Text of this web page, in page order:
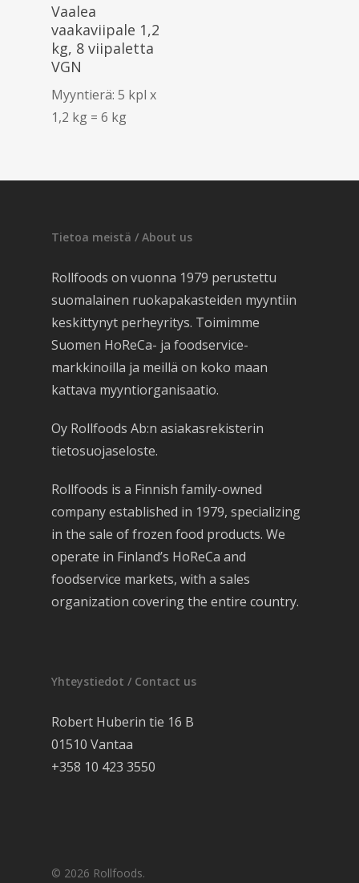
Vaalea
vaakaviipale 1,2
kg, 8 viipaletta
VGN
Myyntierä: 5 kpl x
1,2 kg = 6 kg
Tietoa meistä / About us
Rollfoods on vuonna 1979 perustettu
suomalainen ruokapakasteiden myyntiin
keskittynyt perheyritys. Toimimme
Suomen HoReCa- ja foodservice-
markkinoilla ja meillä on koko maan
kattava myyntiorganisaatio.
Oy Rollfoods Ab:n asiakasrekisterin
tietosuojaseloste.
Rollfoods is a Finnish family-owned
company established in 1979, specializing
in the sale of frozen food products. We
operate in Finland’s HoReCa and
foodservice markets, with a sales
organization covering the entire country.
Yhteystiedot / Contact us
Robert Huberin tie 16 B
01510 Vantaa
+358 10 423 3550
© 2026 Rollfoods.